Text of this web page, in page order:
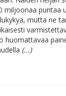
puntaa
mutta ne
huomattavaa
(...)